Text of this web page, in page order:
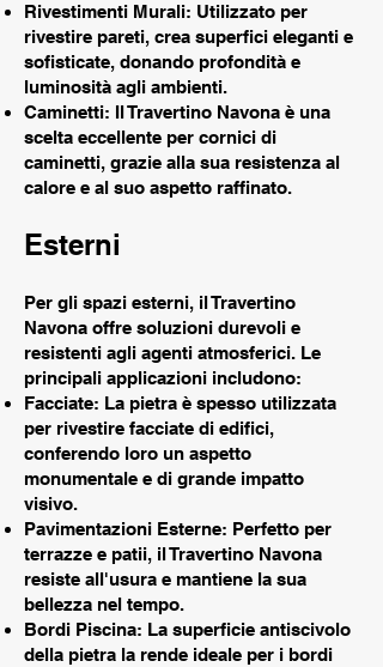
Rivestimenti Murali: Utilizzato per
rivestire pareti, crea superfici eleganti e
sofisticate, donando profondità e
luminosità agli ambienti.
Caminetti: Il Travertino Navona è una
scelta eccellente per cornici di
caminetti, grazie alla sua resistenza al
calore e al suo aspetto raffinato.
Esterni
Per gli spazi esterni, il Travertino
Navona offre soluzioni durevoli e
resistenti agli agenti atmosferici. Le
principali applicazioni includono:
Facciate: La pietra è spesso utilizzata
per rivestire facciate di edifici,
conferendo loro un aspetto
monumentale e di grande impatto
visivo.
Pavimentazioni Esterne: Perfetto per
terrazze e patii, il Travertino Navona
resiste all'usura e mantiene la sua
bellezza nel tempo.
Bordi Piscina: La superficie antiscivolo
della pietra la rende ideale per i bordi